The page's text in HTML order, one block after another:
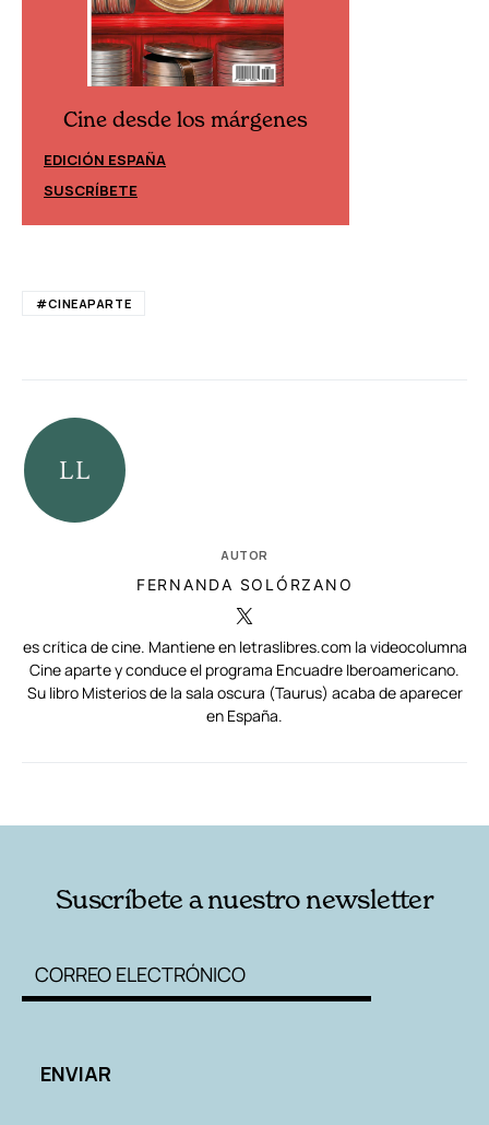
Cine desde los márgenes
EDICIÓN ESPAÑA
SUSCRÍBETE
#CINEAPARTE
AUTOR
FERNANDA SOLÓRZANO
es crítica de cine. Mantiene en letraslibres.com la videocolumna
Cine aparte y conduce el programa Encuadre Iberoamericano.
Su libro Misterios de la sala oscura (Taurus) acaba de aparecer
en España.
Suscríbete a nuestro newsletter